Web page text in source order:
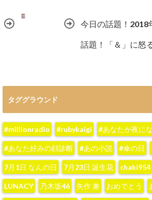
今日の話題！
話題！「＆」に怒
タググラウンド
#millionradio #rubykaigi #あなたが夜に
#あなた好みの顔診断 #あの小説 #傘の日
7月1日 なんの日 7月23日 誕生花 chaki954
LUNACY ‪乃木坂46‬ ‪矢作 兼‬ おめでとう